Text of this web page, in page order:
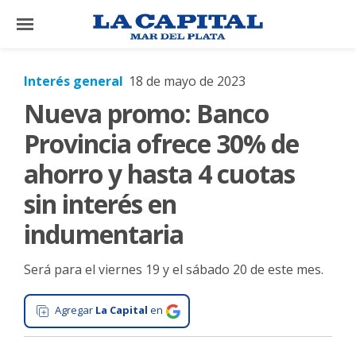
×
El
País
Mundo
La
Zona
Gastronomía
Interés general 18 de mayo de 2023
Nueva promo: Banco
Provincia ofrece 30% de
ahorro y hasta 4 cuotas
sin interés en
indumentaria
Será para el viernes 19 y el sábado 20 de este mes.
Agregar La Capital en